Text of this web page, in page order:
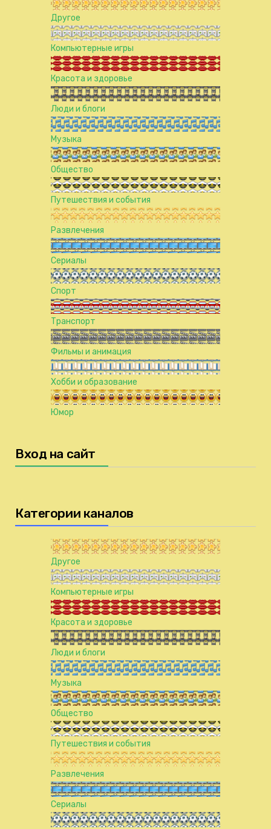
Другое
Компьютерные игры
Красота и здоровье
Люди и блоги
Музыка
Общество
Путешествия и события
Развлечения
Сериалы
Спорт
Транспорт
Фильмы и анимация
Хобби и образование
Юмор
Вход на сайт
Категории каналов
Другое
Компьютерные игры
Красота и здоровье
Люди и блоги
Музыка
Общество
Путешествия и события
Развлечения
Сериалы